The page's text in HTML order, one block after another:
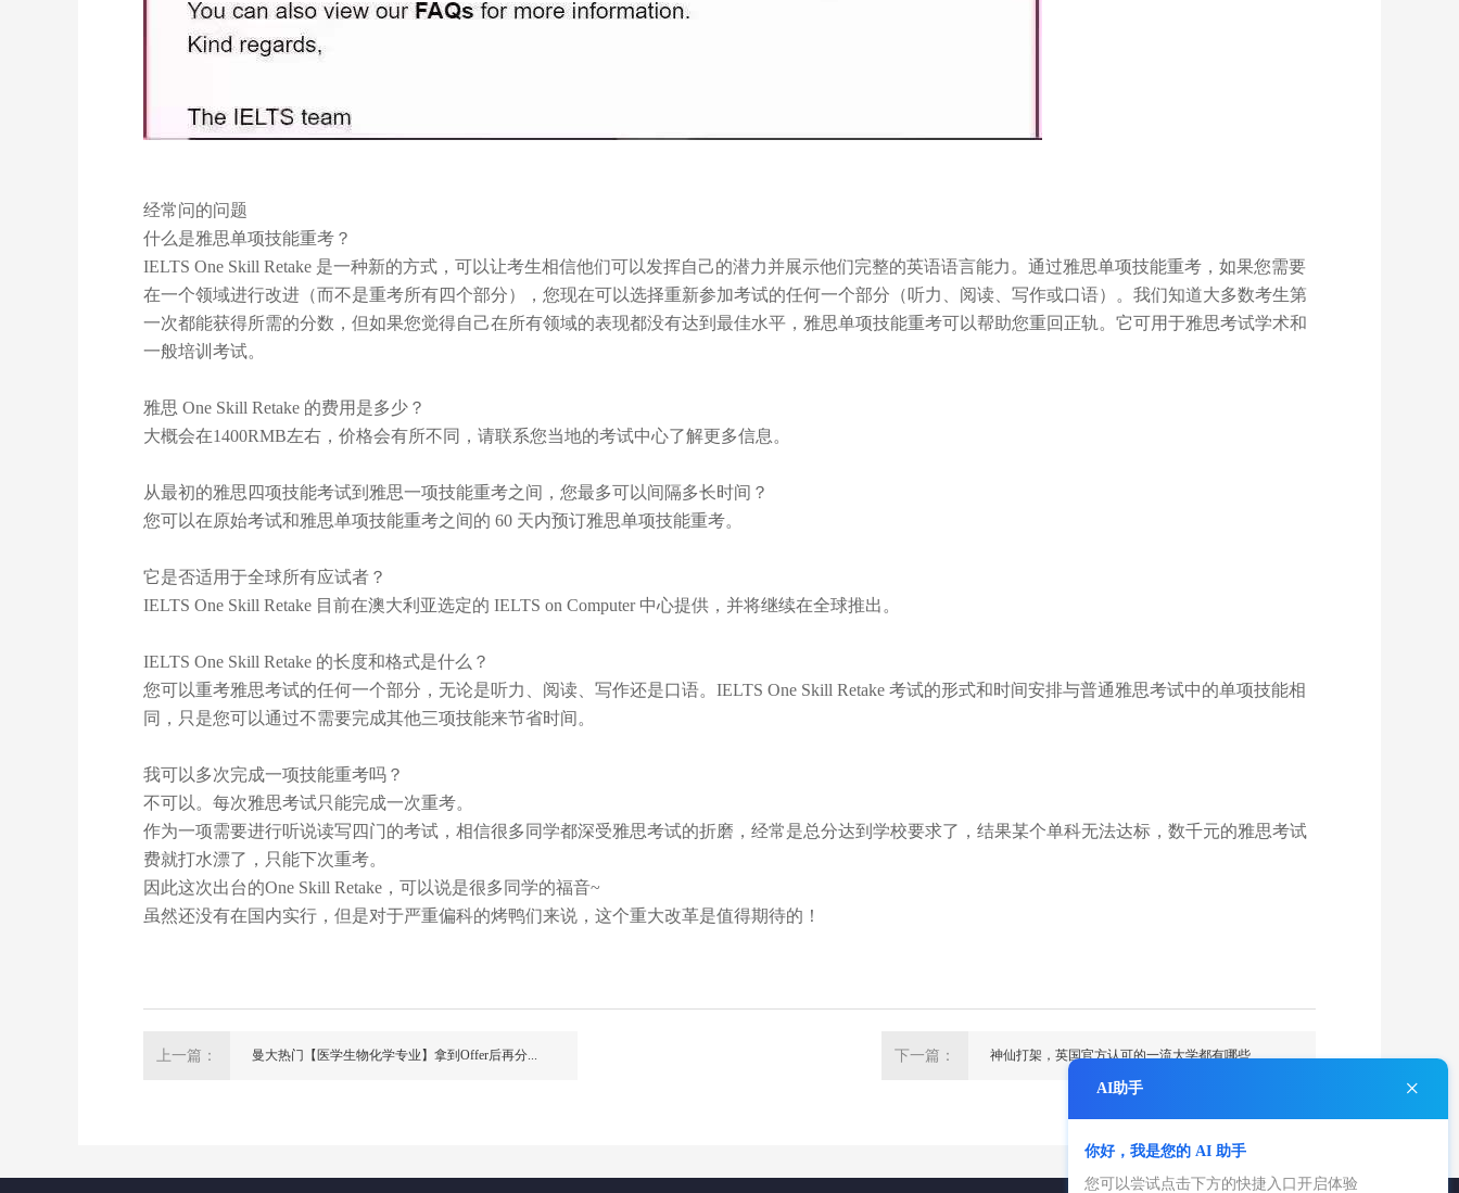
经常问的问题
什么是雅思单项技能重考？
IELTS One Skill Retake 是一种新的方式，可以让考生相信他们可以发挥自己的潜力并展示他们完整的英语语言能力。通过雅思单项技能重考，如果您需要
在一个领域进行改进（而不是重考所有四个部分），您现在可以选择重新参加考试的任何一个部分（听力、阅读、写作或口语）。我们知道大多数考生第
一次都能获得所需的分数，但如果您觉得自己在所有领域的表现都没有达到最佳水平，雅思单项技能重考可以帮助您重回正轨。它可用于雅思考试学术和
一般培训考试。
雅思 One Skill Retake 的费用是多少？
大概会在1400RMB左右，价格会有所不同，请联系您当地的考试中心了解更多信息。
从最初的雅思四项技能考试到雅思一项技能重考之间，您最多可以间隔多长时间？
您可以在原始考试和雅思单项技能重考之间的 60 天内预订雅思单项技能重考。
它是否适用于全球所有应试者？
IELTS One Skill Retake 目前在澳大利亚选定的 IELTS on Computer 中心提供，并将继续在全球推出。
IELTS One Skill Retake 的长度和格式是什么？
您可以重考雅思考试的任何一个部分，无论是听力、阅读、写作还是口语。 IELTS One Skill Retake 考试的形式和时间安排与普通雅思考试中的单项技能相
同，只是您可以通过不需要完成其他三项技能来节省时间。
我可以多次完成一项技能重考吗？
不可以。每次雅思考试只能完成一次重考。
作为一项需要进行听说读写四门的考试，相信很多同学都深受雅思考试的折磨，经常是总分达到学校要求了，结果某个单科无法达标，数千元的雅思考试
费就打水漂了，只能下次重考。
因此这次出台的One Skill Retake ，可以说是很多同学的福音~
虽然还没有在国内实行，但是对于严重偏科的烤鸭们来说，这个重大改革是值得期待的！
上一篇： 曼大热门【医学生物化学专业】拿到Offer后再分... 下一篇： 神仙打架，英国官方认可的一流大学都有哪些
AI助手 ×
你好，我是您的 AI 助手
您可以尝试点击下方的快捷入口开启体验